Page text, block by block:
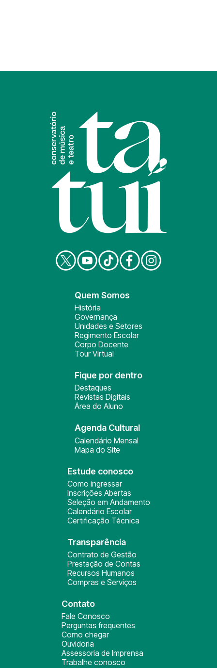
Quem Somos
História
Governança
Unidades e Setores
Regimento Escolar
Corpo Docente
Tour Virtual
Fique por dentro
Destaques
Revistas Digitais
Área do Aluno
Agenda Cultural
Calendário Mensal
Mapa do Site
Estude conosco
Como ingressar
Inscrições Abertas
Seleção em Andamento
Calendário Escolar
Certificação Técnica
Transparência
Contrato de Gestão
Prestação de Contas
Recursos Humanos
Compras e Serviços
Contato
Fale Conosco
Perguntas frequentes
Como chegar
Ouvidoria
Assessoria de Imprensa
Trabalhe conosco